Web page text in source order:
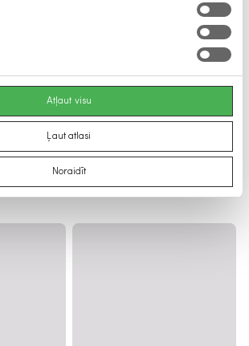
Atļaut visu
Ļaut atlasi
Noraidīt